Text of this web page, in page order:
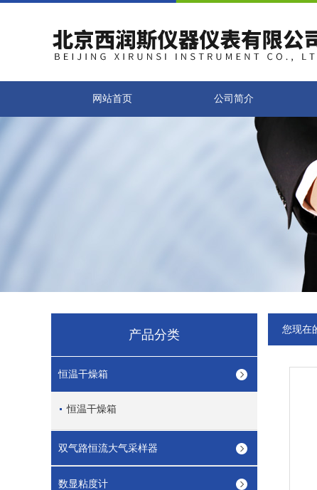
网站首页 公司简介
产品分类
恒温干燥箱
恒温干燥箱
双气路恒流大气采样器
数显粘度计
您现在